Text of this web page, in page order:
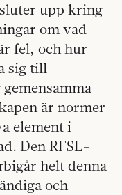
upp kring
om vad
fel, och hur
sig till
är normer
element i
Den RFSL-
helt denna
och